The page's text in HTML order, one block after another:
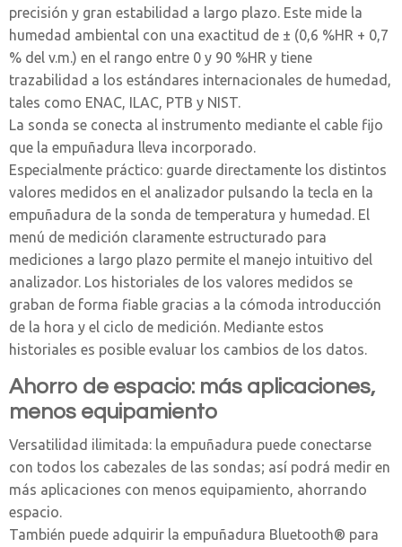
precisión y gran estabilidad a largo plazo. Este mide la
humedad ambiental con una exactitud de ± (0,6 %HR + 0,7
% del v.m.) en el rango entre 0 y 90 %HR y tiene
trazabilidad a los estándares internacionales de humedad,
tales como ENAC, ILAC, PTB y NIST.
La sonda se conecta al instrumento mediante el cable fijo
que la empuñadura lleva incorporado.
Especialmente práctico: guarde directamente los distintos
valores medidos en el analizador pulsando la tecla en la
empuñadura de la sonda de temperatura y humedad. El
menú de medición claramente estructurado para
mediciones a largo plazo permite el manejo intuitivo del
analizador. Los historiales de los valores medidos se
graban de forma fiable gracias a la cómoda introducción
de la hora y el ciclo de medición. Mediante estos
historiales es posible evaluar los cambios de los datos.
Ahorro de espacio: más aplicaciones,
menos equipamiento
Versatilidad ilimitada: la empuñadura puede conectarse
con todos los cabezales de las sondas; así podrá medir en
más aplicaciones con menos equipamiento, ahorrando
espacio.
También puede adquirir la empuñadura Bluetooth® para